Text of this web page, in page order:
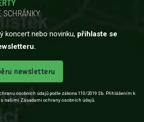
SCHRÁNKY
koncert nebo novinku, přihlaste se
newsletteru
osobních údajů podle zákona 110/2019 Sb. Přihlášením k
našimi Zásadami ochrany osobních údajů.